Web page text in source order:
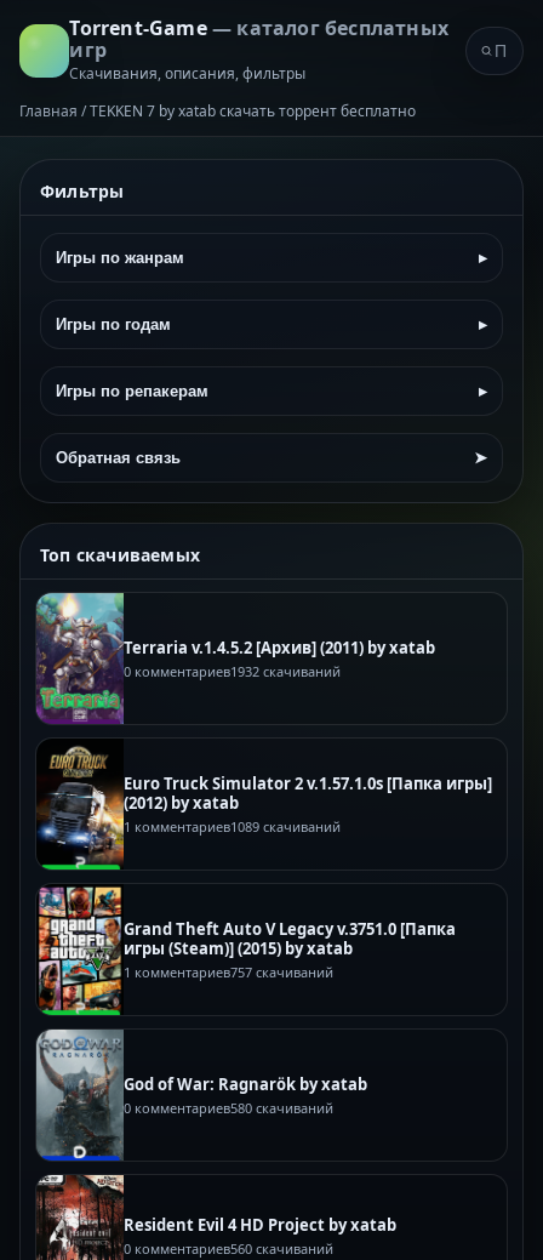
Torrent-Game— каталог бесплатных
игр
Скачивания, описания, фильтры
Главная /TEKKEN 7 by xatab скачать торрент бесплатно
Фильтры
Игры по жанрам ▸
Игры по годам ▸
Игры по репакерам ▸
Обратная связь ➤
Топ скачиваемых
Terraria v.1.4.5.2 [Архив] (2011) by xatab
0 комментариев1932 скачиваний
Euro Truck Simulator 2 v.1.57.1.0s [Папка игры]
(2012) by xatab
1 комментариев1089 скачиваний
Grand Theft Auto V Legacy v.3751.0 [Папка
игры (Steam)] (2015) by xatab
1 комментариев757 скачиваний
God of War: Ragnarök by xatab
0 комментариев580 скачиваний
Resident Evil 4 HD Project by xatab
0 комментариев560 скачиваний